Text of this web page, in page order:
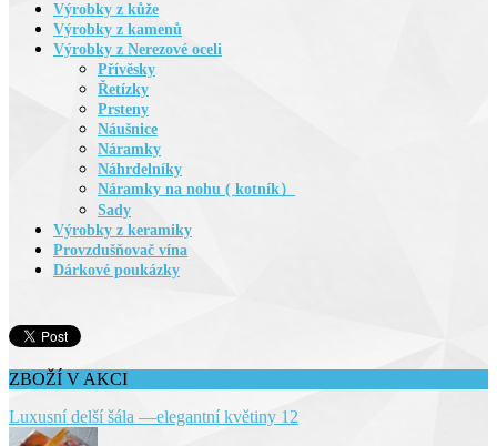
Výrobky z kůže
Výrobky z kamenů
Výrobky z Nerezové oceli
Přívěsky
Řetízky
Prsteny
Náušnice
Náramky
Náhrdelníky
Náramky na nohu ( kotník）
Sady
Výrobky z keramiky
Provzdušňovač vína
Dárkové poukázky
ZBOŽÍ V AKCI
Luxusní delší šála —elegantní květiny 12